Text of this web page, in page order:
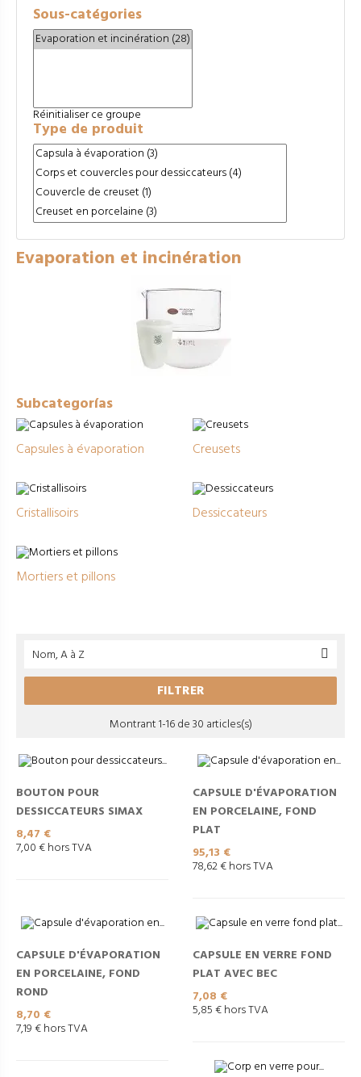
Sous-catégories
Réinitialiser ce groupe
Type de produit
Evaporation et incinération
Subcategorías
Capsules à évaporation Creusets
Cristallisoirs Dessiccateurs
Mortiers et pillons
Nom, A à Z 
FILTRER
Montrant 1-16 de 30 articles(s)
BOUTON POUR
DESSICCATEURS SIMAX
Prix
8,47 €
7,00 € hors TVA
CAPSULE D'ÉVAPORATION
EN PORCELAINE, FOND
PLAT
Prix
95,13 €
78,62 € hors TVA
CAPSULE D'ÉVAPORATION
EN PORCELAINE, FOND
ROND
Prix
8,70 €
7,19 € hors TVA
CAPSULE EN VERRE FOND
PLAT AVEC BEC
Prix
7,08 €
5,85 € hors TVA